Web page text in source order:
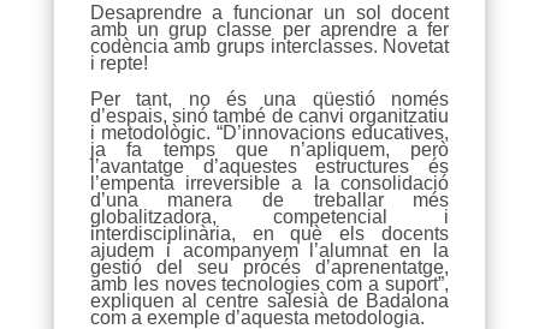
Desaprendre a funcionar un sol docent
amb un grup classe per aprendre a fer
codència amb grups interclasses. Novetat
i repte!
Per tant, no és una qüestió només
d’espais, sinó també de canvi organitzatiu
i metodològic. “D’innovacions educatives,
ja fa temps que n’apliquem, però
l’avantatge d’aquestes estructures és
l’empenta irreversible a la consolidació
d’una manera de treballar més
globalitzadora, competencial i
interdisciplinària, en què els docents
ajudem i acompanyem l’alumnat en la
gestió del seu procés d’aprenentatge,
amb les noves tecnologies com a suport”,
expliquen al centre salesià de Badalona
com a exemple d’aquesta metodologia.